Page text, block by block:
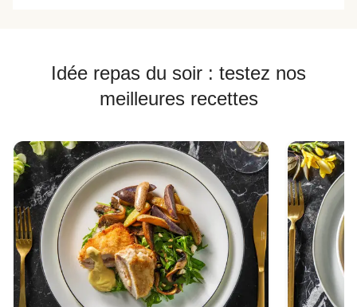
Idée repas du soir : testez nos
meilleures recettes